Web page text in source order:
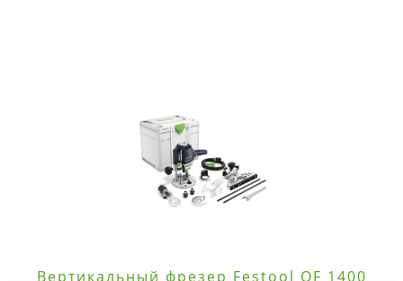
Вертикальный фрезер Festool OF 1400